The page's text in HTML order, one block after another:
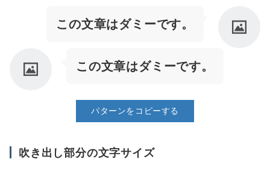
この文章はダミーです。
この文章はダミーです。
パターンをコピーする
吹き出し部分の文字サイズ